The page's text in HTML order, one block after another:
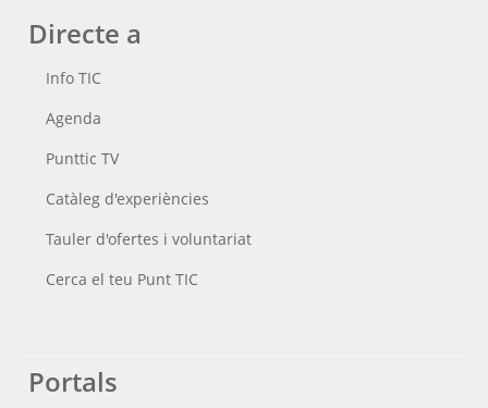
Directe a
Info TIC
Agenda
Punttic TV
Catàleg d'experiències
Tauler d'ofertes i voluntariat
Cerca el teu Punt TIC
Portals